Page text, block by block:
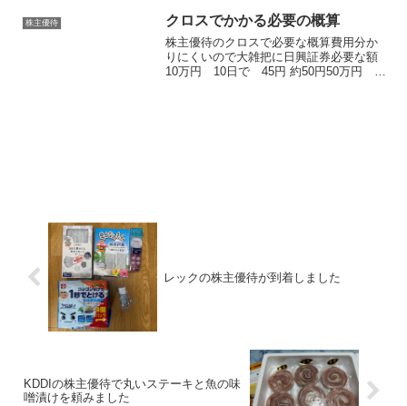
株主優待 クロスでかかる必要の概算
株主優待のクロスで必要な概算費用分か
りにくいので大雑把に日興証券必要な額
10万円 10日で 45円 約50円50万円
レックの株主優待が到着しました
KDDIの株主優待で丸いステーキと魚の味
噌漬けを頼みました